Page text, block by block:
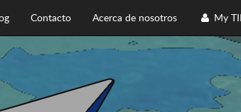
My
Acerca de nosotros
Contacto